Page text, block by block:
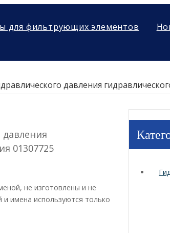
для фильтрующих элементов
давления
давления
01307725
не изготовлены и не
и имена используются только